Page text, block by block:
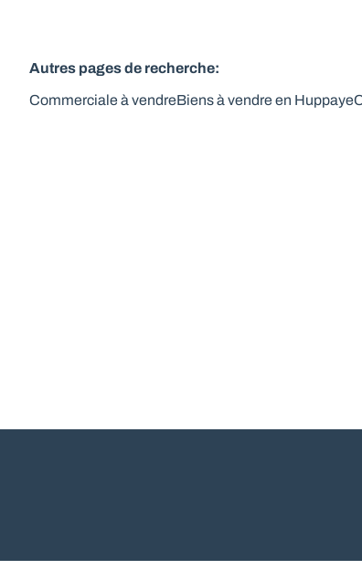
Autres pages de recherche:
Commerciale à vendreBiens à vendre en Huppaye